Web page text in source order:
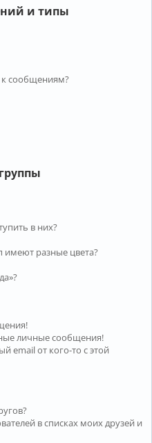
и типы
к сообщениям?
в них?
имеют разные цвета?
личные сообщения!
email от кого-то с этой
в списках моих друзей и